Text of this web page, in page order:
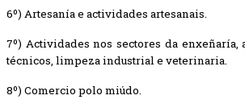
6º) Artesanía e actividades artesanais.
7º) Actividades nos sectores da enxeñaría,
técnicos, limpeza industrial e veterinaria.
8º) Comercio polo miúdo.